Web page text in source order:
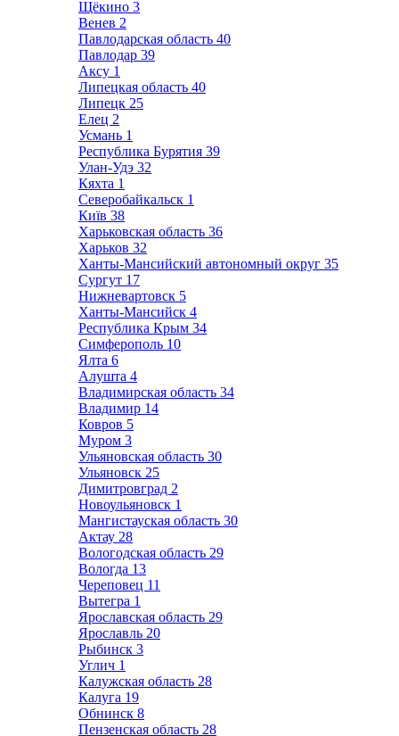
Щёкино 3
Венев 2
Павлодарская область 40
Павлодар 39
Аксу 1
Липецкая область 40
Липецк 25
Елец 2
Усмань 1
Республика Бурятия 39
Улан-Удэ 32
Кяхта 1
Северобайкальск 1
Київ 38
Харьковская область 36
Харьков 32
Ханты-Мансийский автономный округ 35
Сургут 17
Нижневартовск 5
Ханты-Мансийск 4
Республика Крым 34
Симферополь 10
Ялта 6
Алушта 4
Владимирская область 34
Владимир 14
Ковров 5
Муром 3
Ульяновская область 30
Ульяновск 25
Димитровград 2
Новоульяновск 1
Мангистауская область 30
Актау 28
Вологодская область 29
Вологда 13
Череповец 11
Вытегра 1
Ярославская область 29
Ярославль 20
Рыбинск 3
Углич 1
Калужская область 28
Калуга 19
Обнинск 8
Пензенская область 28